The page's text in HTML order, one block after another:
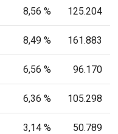
8,56 % 125.204
8,49 % 161.883
6,56 % 96.170
6,36 % 105.298
3,14 % 50.789